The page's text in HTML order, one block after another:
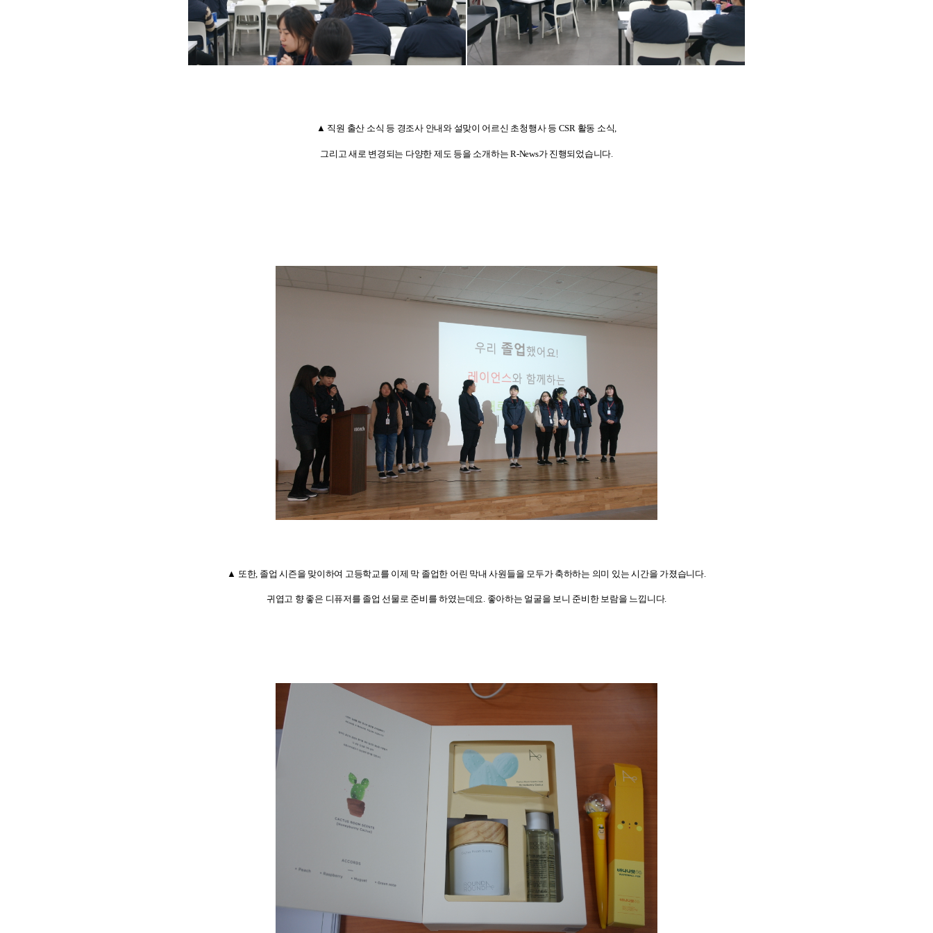
▲ 직원 출산 소식 등 경조사 안내와 설맞이 어르신 초청행사 등 CSR 활동 소식,
그리고 새로 변경되는 다양한 제도 등을 소개하는R-News가 진행되었습니다
▲ 또한, 졸업 시즌을 맞이하여 고등학교를 이제 막 졸업한 어린 막내 사원들을 모두가 축하하는 의미 있는 시간을 가졌습니다.
귀엽고 향 좋은 디퓨저를 졸업 선물로 준비를 하였는데요 좋아하는 얼굴을 보니 준비한 보람을 느낍니다.